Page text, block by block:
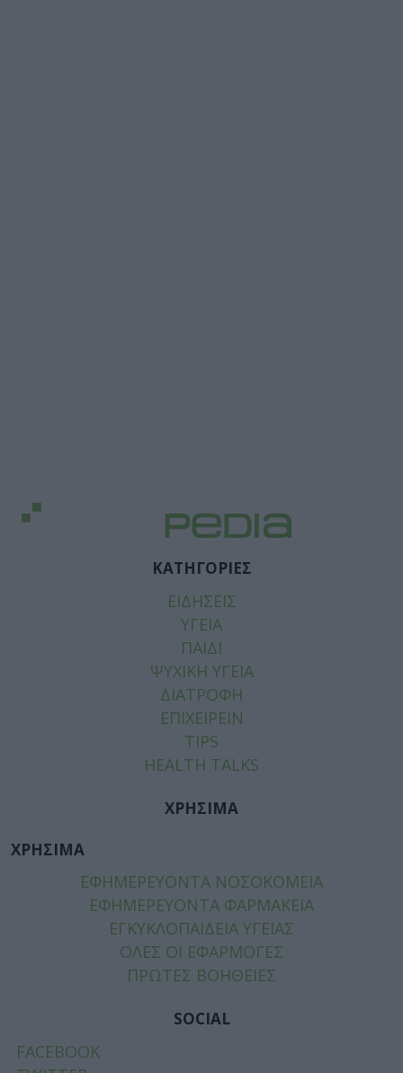
ΚΑΤΗΓΟΡΙΕΣ
ΕΙΔΗΣΕΙΣ
ΥΓΕΙΑ
ΠΑΙΔΙ
ΨΥΧΙΚΗ ΥΓΕΙΑ
ΔΙΑΤΡΟΦΗ
ΕΠΙΧΕΙΡΕΙΝ
TIPS
HEALTH TALKS
ΧΡΗΣΙΜΑ
ΧΡΗΣΙΜΑ
ΕΦΗΜΕΡΕΥΟΝΤΑ ΝΟΣΟΚΟΜΕΙΑ
ΕΦΗΜΕΡΕΥΟΝΤΑ ΦΑΡΜΑΚΕΙΑ
ΕΓΚΥΚΛΟΠΑΙΔΕΙΑ ΥΓΕΙΑΣ
ΟΛΕΣ ΟΙ ΕΦΑΡΜΟΓΕΣ
ΠΡΩΤΕΣ ΒΟΗΘΕΙΕΣ
SOCIAL
FACEBOOK